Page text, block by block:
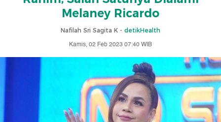
Melaney Ricardo
Nafilah Sri Sagita K - detikHealth
Kamis, 02 Feb 2023 07:40 WIB